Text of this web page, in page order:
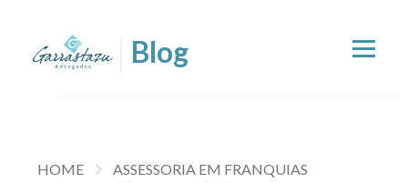
HOME ASSESSORIA EM FRANQUIAS